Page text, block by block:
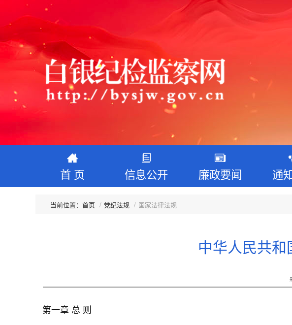
首 页 信息公开 廉政要闻 通
首页 党纪法规 国家法律法规
中华人民共
第一章 总 则